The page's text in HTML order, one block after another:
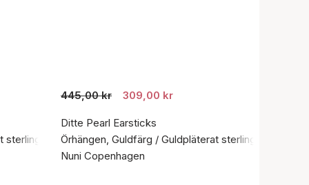
sterlingsilver 925
445,00 kr 309,00 kr
Ditte Pearl Earsticks
Örhängen, Guldfärg / Guldpläterat sterlingsilver 925
Nuni Copenhagen